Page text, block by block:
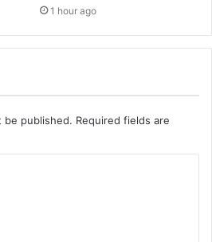
1 hour ago
be published. Required fields are